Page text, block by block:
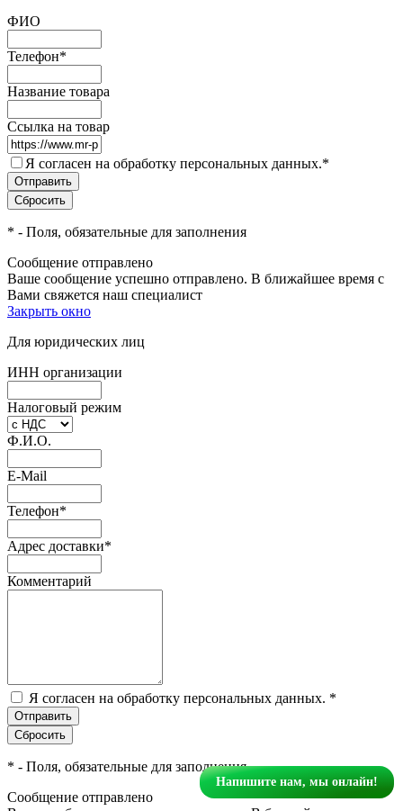
ФИО
Телефон*
Название товара
Ссылка на товар
Я согласен на обработку персональных данных.*
* - Поля, обязательные для заполнения
Сообщение отправлено
Ваше сообщение успешно отправлено. В ближайшее время с
Вами свяжется наш специалист
Закрыть окно
Для юридических лиц
ИНН организации
Налоговый режим
Ф.И.О.
E-Mail
Телефон*
Адрес доставки*
Комментарий
Я согласен на обработку персональных данных. *
* - Поля, обязательные для заполнения
Сообщение отправлено
Напишите нам, мы онлайн!